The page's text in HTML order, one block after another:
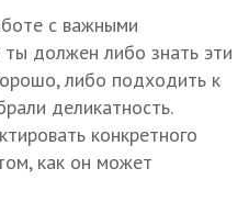
с важными
должен либо знать эти
либо подходить к
деликатность.
конкретного
как он может